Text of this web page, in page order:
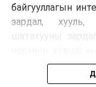
байгууллагын
зардал, хууль,
хурлын зардал,
хөрөнгийн